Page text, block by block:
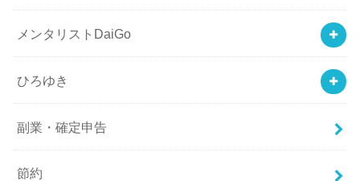
メンタリストDaiGo
ひろゆき
副業・確定申告
節約